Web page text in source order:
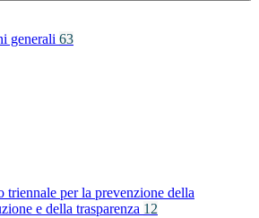
generali 63
triennale per la prevenzione della
e della trasparenza 12